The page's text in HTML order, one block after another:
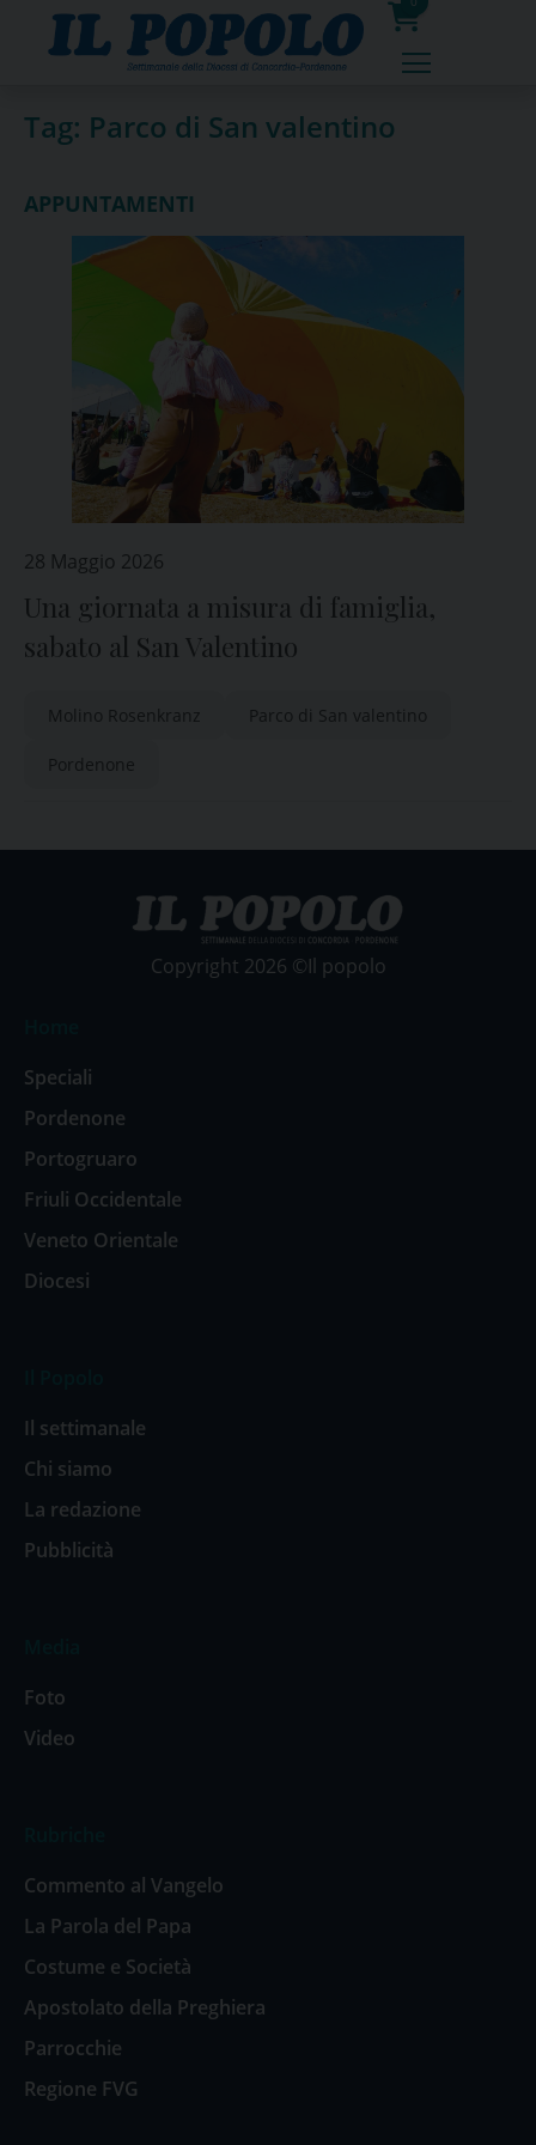
0
prodotti
Tag: Parco di San valentino
APPUNTAMENTI
28 Maggio 2026
Una giornata a misura di famiglia,
sabato al San Valentino
Molino Rosenkranz Parco di San valentino
Pordenone
Copyright 2026 ©Il popolo
Speciali
Pordenone
Portogruaro
Friuli Occidentale
Veneto Orientale
Diocesi
Il settimanale
Chi siamo
La redazione
Pubblicità
Foto
Video
Commento al Vangelo
La Parola del Papa
Costume e Società
Apostolato della Preghiera
Parrocchie
Regione FVG